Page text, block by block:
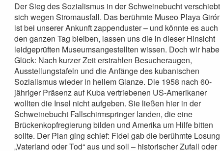
Der Sieg des Sozialismus in der Schweinebucht verschiebt
sich wegen Stromausfall. Das berühmte Museo Playa
ist bei unserer Ankunft zappenduster – und könnte es auch
den ganzen Tag bleiben, lassen uns die in dieser Hinsicht
leidgeprüften Museumsangestellten wissen. Doch wir
Glück: Nach kurzer Zeit erstrahlen Besucheraugen,
Ausstellungstafeln und die Anfänge des kubanischen
Sozialismus wieder in hellem Glanze. Die 1958 nach 60-
jähriger Präsenz auf Kuba vertriebenen US-Amerikaner
wollten die Insel nicht aufgeben. Sie ließen hier in der
Schweinebucht Fallschirmspringer landen, die eine
Brückenkopfregierung bilden und Amerika um Hilfe bitten
sollte. Der Plan ging schief: Fidel gab die berühmte Losung
„Vaterland oder Tod“ aus und soll – historischer Zufall oder